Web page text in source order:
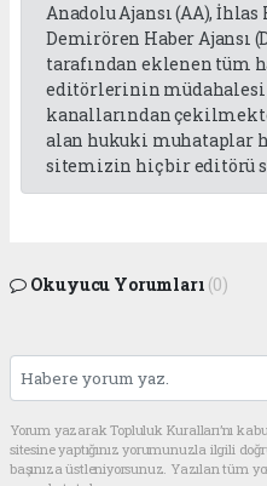
Anadolu Ajansı (AA), İhlas
Demirören Haber Ajansı
tarafından eklenen tüm
editörlerinin müdahalesi
kanallarından
alan hukuki muhataplar
sitemizin hiç bir editörü
Okuyucu Yorumları (0)
Yorum yazarak Topluluk Kuralları’nı
sitesine yaptığınız yorumunuzla ilgili
başınıza üstleniyorsunuz. Yazılan tüm